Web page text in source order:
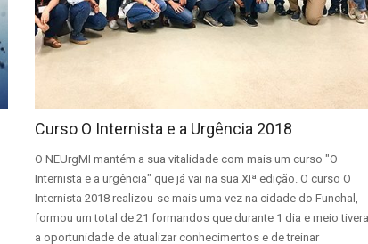
Curso O Internista e a Urgência 2018
O NEUrgMI mantém a sua vitalidade com mais um curso "O
Internista e a urgência" que já vai na sua XIª edição. O curso O
Internista 2018 realizou-se mais uma vez na cidade do Funchal,
formou um total de 21 formandos que durante 1 dia e meio
a oportunidade de atualizar conhecimentos e de treinar